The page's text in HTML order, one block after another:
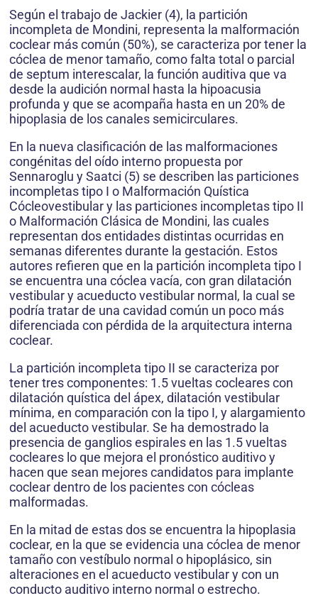
Según el trabajo de Jackier (4), la partición
incompleta de Mondini, representa la malformación
coclear más común (50%), se caracteriza por tener la
cóclea de menor tamaño, como falta total o parcial
de septum interescalar, la función auditiva que va
desde la audición normal hasta la hipoacusia
profunda y que se acompaña hasta en un 20% de
hipoplasia de los canales semicirculares.
En la nueva clasificación de las malformaciones
congénitas del oído interno propuesta por
Sennaroglu y Saatci (5) se describen las particiones
incompletas tipo I o Malformación Quística
Cócleovestibular y las particiones incompletas tipo II
o Malformación Clásica de Mondini, las cuales
representan dos entidades distintas ocurridas en
semanas diferentes durante la gestación. Estos
autores refieren que en la partición incompleta tipo I
se encuentra una cóclea vacía, con gran dilatación
vestibular y acueducto vestibular normal, la cual se
podría tratar de una cavidad común un poco más
diferenciada con pérdida de la arquitectura interna
coclear.
La partición incompleta tipo II se caracteriza por
tener tres componentes: 1.5 vueltas cocleares con
dilatación quística del ápex, dilatación vestibular
mínima, en comparación con la tipo I, y alargamiento
del acueducto vestibular. Se ha demostrado la
presencia de ganglios espirales en las 1.5 vueltas
cocleares lo que mejora el pronóstico auditivo y
hacen que sean mejores candidatos para implante
coclear dentro de los pacientes con cócleas
malformadas.
En la mitad de estas dos se encuentra la hipoplasia
coclear, en la que se evidencia una cóclea de menor
tamaño con vestíbulo normal o hipoplásico, sin
alteraciones en el acueducto vestibular y con un
conducto auditivo interno normal o estrecho.